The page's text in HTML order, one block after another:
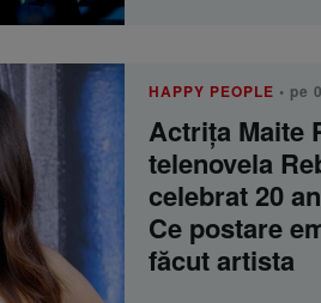
HAPPY PEOPLE • pe
Actrița Maite
telenovela
celebrat 20
Ce postare
făcut artista